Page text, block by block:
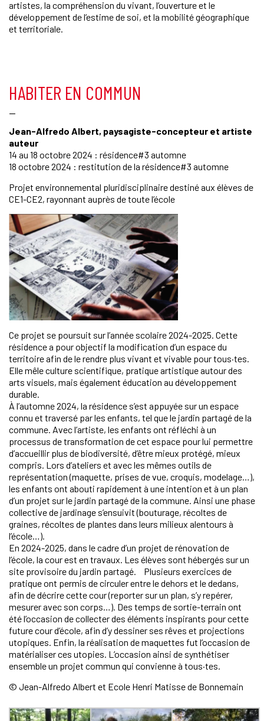
artistes, la compréhension du vivant, l’ouverture et le
développement de l’estime de soi, et la mobilité géographique
et territoriale.
HABITER EN COMMUN
—
Jean-Alfredo Albert, paysagiste-concepteur et artiste
auteur
14 au 18 octobre 2024 : résidence#3 automne
18 octobre 2024 : restitution de la résidence#3 automne
Projet environnemental pluridisciplinaire destiné aux élèves de
CE1-CE2, rayonnant auprès de toute l’école
Ce projet se poursuit sur l’année scolaire 2024-2025. Cette
résidence a pour objectif la modification d’un espace du
territoire afin de le rendre plus vivant et vivable pour tous·tes.
Elle mêle culture scientifique, pratique artistique autour des
arts visuels, mais également éducation au développement
durable.
À l’automne 2024, la résidence s’est appuyée sur un espace
connu et traversé par les enfants, tel que le jardin partagé de la
commune. Avec l’artiste, les enfants ont réfléchi à un
processus de transformation de cet espace pour lui permettre
d’accueillir plus de biodiversité, d’être mieux protégé, mieux
compris. Lors d’ateliers et avec les mêmes outils de
représentation (maquette, prises de vue, croquis, modelage…),
les enfants ont abouti rapidement à une intention et à un plan
d’un projet sur le jardin partagé de la commune. Ainsi une phase
collective de jardinage s’ensuivit (bouturage, récoltes de
graines, récoltes de plantes dans leurs milieux alentours à
l’école…).
En 2024-2025, dans le cadre d’un projet de rénovation de
l’école, la cour est en travaux. Les élèves sont hébergés sur un
site provisoire du jardin partagé. Plusieurs exercices de
pratique ont permis de circuler entre le dehors et le dedans,
afin de décrire cette cour (reporter sur un plan, s’y repérer,
mesurer avec son corps…). Des temps de sortie-terrain ont
été l’occasion de collecter des éléments inspirants pour cette
future cour d’école, afin d’y dessiner ses rêves et projections
utopiques. Enfin, la réalisation de maquettes fut l’occasion de
matérialiser ces utopies. L’occasion ainsi de synthétiser
ensemble un projet commun qui convienne à tous·tes.
© Jean-Alfredo Albert et Ecole Henri Matisse de Bonnemain